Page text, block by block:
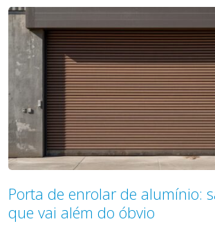
Porta de enrolar de alumínio:
que vai além do óbvio